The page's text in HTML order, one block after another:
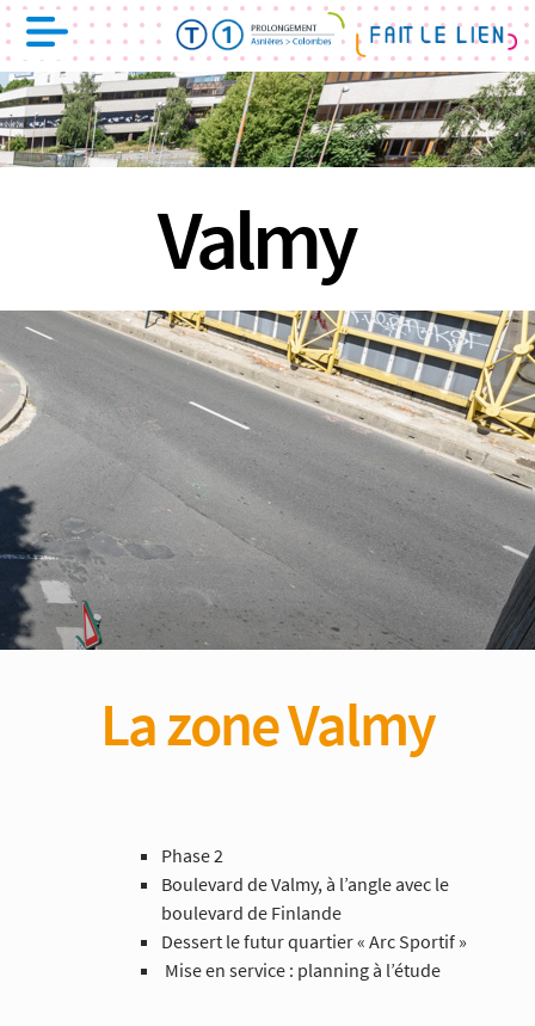
Valmy
La zone Valmy
Phase 2
Boulevard de Valmy,à l’angle avec le
boulevard de Finlande
Dessert le futur quartier « Arc Sportif »
Mise en service : planning à l’étude